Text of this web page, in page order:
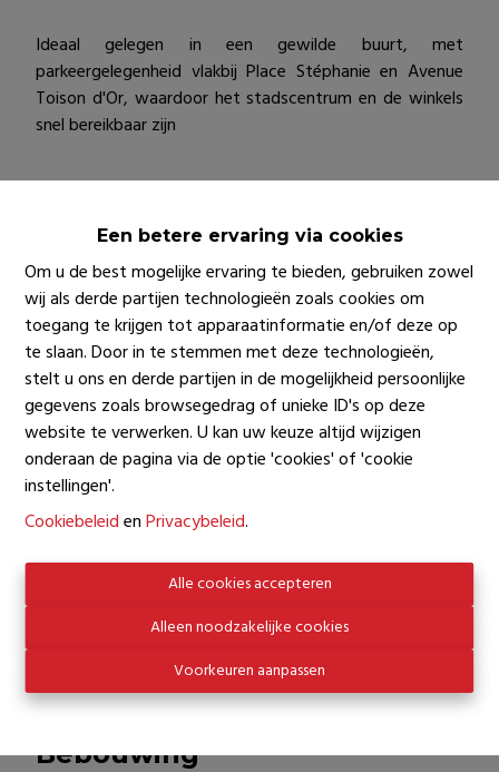
Een betere ervaring via cookies
Om u de best mogelijke ervaring te bieden, gebruiken zowel
wij als derde partijen technologieën zoals cookies om
toegang te krijgen tot apparaatinformatie en/of deze op
te slaan. Door in te stemmen met deze technologieën,
stelt u ons en derde partijen in de mogelijkheid persoonlijke
gegevens zoals browsegedrag of unieke ID's op deze
website te verwerken. U kan uw keuze altijd wijzigen
onderaan de pagina via de optie 'cookies' of 'cookie
instellingen'.
CookiebeleidenPrivacybeleid.
Alle cookies accepteren
Alleen noodzakelijke cookies
Voorkeuren aanpassen
Ideaal gelegen in een gewilde buurt, met
parkeergelegenheid vlakbij Place Stéphanie en Avenue
Toison d'Or, waardoor het stadscentrum en de winkels
snel bereikbaar zijn
Capitaine Crespel rue , 1050 Elsene
Financiële informatie
Prijs
€ 22.000
Totale kostprijs
€ 22.000
Bebouwing